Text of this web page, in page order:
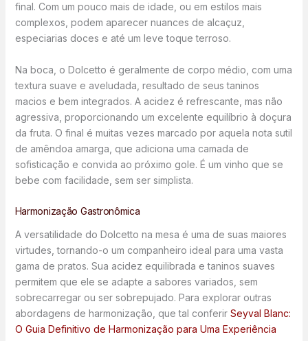
final. Com um pouco mais de idade, ou em estilos mais
complexos, podem aparecer nuances de alcaçuz,
especiarias doces e até um leve toque terroso.
Na boca, o Dolcetto é geralmente de corpo médio, com uma
textura suave e aveludada, resultado de seus taninos
macios e bem integrados. A acidez é refrescante, mas não
agressiva, proporcionando um excelente equilíbrio à doçura
da fruta. O final é muitas vezes marcado por aquela nota sutil
de amêndoa amarga, que adiciona uma camada de
sofisticação e convida ao próximo gole. É um vinho que se
bebe com facilidade, sem ser simplista.
Harmonização Gastronômica
A versatilidade do Dolcetto na mesa é uma de suas maiores
virtudes, tornando-o um companheiro ideal para uma vasta
gama de pratos. Sua acidez equilibrada e taninos suaves
permitem que ele se adapte a sabores variados, sem
sobrecarregar ou ser sobrepujado. Para explorar outras
abordagens de harmonização, que tal conferir Seyval Blanc:
O Guia Definitivo de Harmonização para Uma Experiência